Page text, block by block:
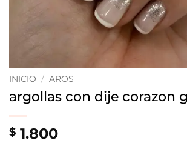
INICIO / AROS
argollas con dije corazon
$ 1.800